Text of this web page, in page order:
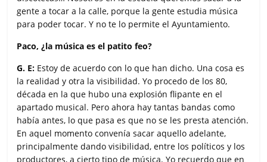
gente a tocar a la calle, porque la gente estudia música
para poder tocar. Y no te lo permite el Ayuntamiento.
Paco, ¿la música es el patito feo?
G. E: Estoy de acuerdo con lo que han dicho. Una cosa es
la realidad y otra la visibilidad. Yo procedo de los 80,
década en la que hubo una explosión flipante en el
apartado musical. Pero ahora hay tantas bandas como
había antes, lo que pasa es que no se les presta atención.
En aquel momento convenía sacar aquello adelante,
principalmente dando visibilidad, entre los políticos y los
productores, a cierto tipo de música. Yo recuerdo que en